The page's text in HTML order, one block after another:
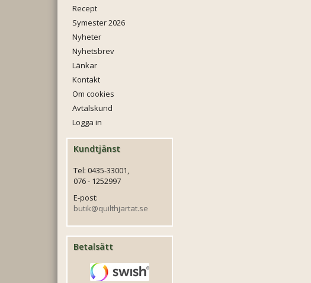
Recept
Symester 2026
Nyheter
Nyhetsbrev
Länkar
Kontakt
Om cookies
Avtalskund
Logga in
Kundtjänst
Tel: 0435-33001,
076 - 1252997
E-post:
butik@quilthjartat.se
Betalsätt